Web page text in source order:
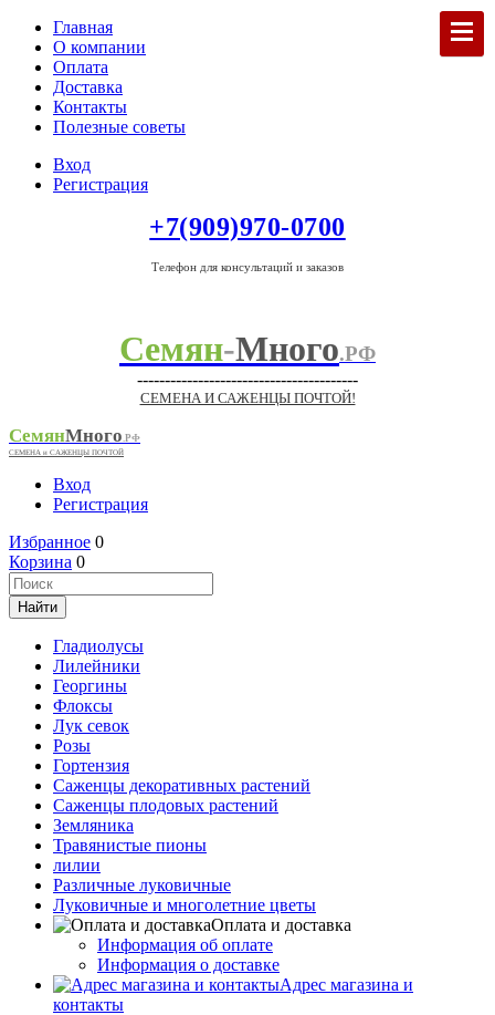
Главная
О компании
Оплата
Доставка
Контакты
Полезные советы
Вход
Регистрация
+7(909)970-0700
Телефон для консультаций и заказов
Семян-Много.РФ
----------------------------------------
СЕМЕНА И САЖЕНЦЫ ПОЧТОЙ!
СемянМного.РФ
СЕМЕНА и САЖЕНЦЫ ПОЧТОЙ
Вход
Регистрация
Избранное 0
Корзина 0
Гладиолусы
Лилейники
Георгины
Флоксы
Лук севок
Розы
Гортензия
Саженцы декоративных растений
Саженцы плодовых растений
Земляника
Травянистые пионы
лилии
Различные луковичные
Луковичные и многолетние цветы
Оплата и доставка
Информация об оплате
Информация о доставке
Адрес магазина и
контакты